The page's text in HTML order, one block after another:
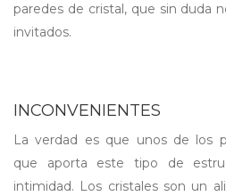
paredes de cristal, que sin duda
invitados.
INCONVENIENTES
La verdad es que unos de los
que aporta este tipo de
intimidad. Los cristales son un